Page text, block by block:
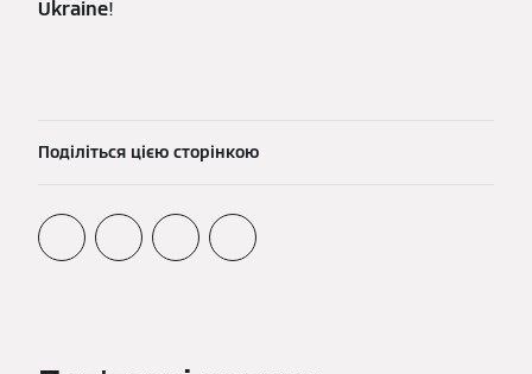
Ukraine!
Поділіться цією сторінкою